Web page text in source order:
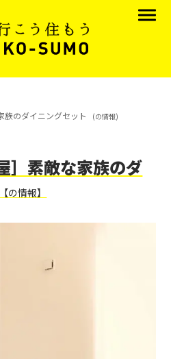
族のダイニングセット
(の情報)
］素敵な家族のダ
【の情報】